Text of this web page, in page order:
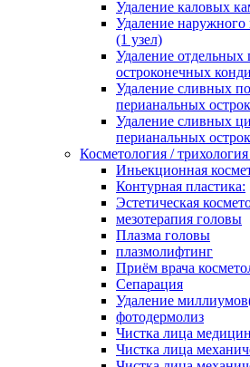
Удаление каловых
Удаление наружного
(1 узел)
Удаление отдельных
остроконечных
Удаление сливных
перианальных
Удаление сливных
перианальных
Косметология / трихология
Иньекционная
Контурная пластика:
Эстетическая
мезотерапия головы
Плазма головы
плазмолифтинг
Приём врача
Сепарация
Удаление
фотодермолиз
Чистка лица
Чистка лица